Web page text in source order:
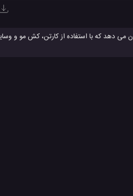
می دهد که با استفاده از کارتن، کش مو و
دارند. این ویدیو 2 ایده عالی برای
مدرسه باشند.